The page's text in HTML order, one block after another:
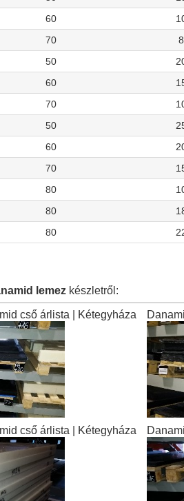
60
70
8
50
60
70
50
60
70
80
80
80
lemez készletről:
cső árlista | Kétegyháza
cső árlista | Kétegyháza